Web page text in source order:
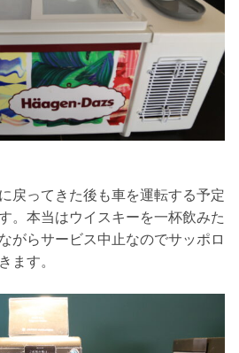
戻ってきた後も車を運転する予定
。本当はウイスキーを一杯飲みた
がらサービス中止なのでサッポロ
ます。